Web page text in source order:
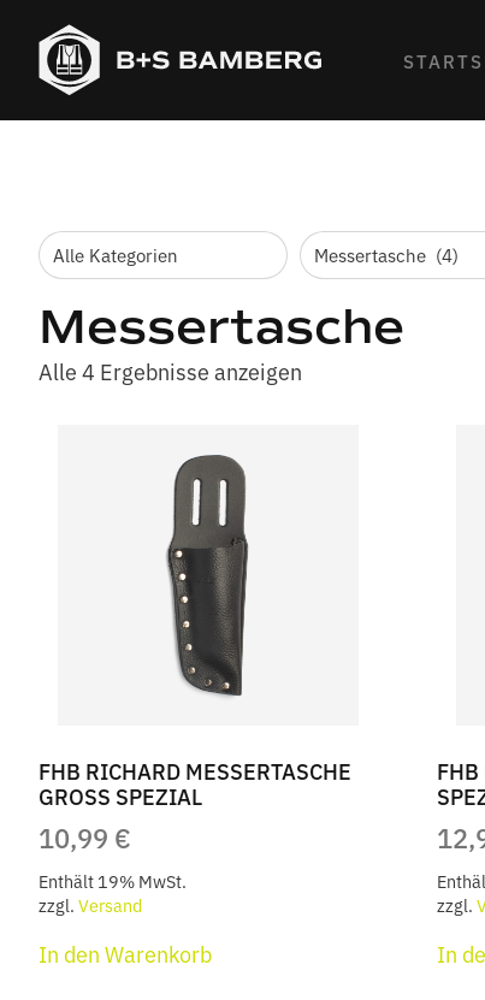
Messertasche
Alle 4 Ergebnisse anzeigen
FHB RICHARD MESSERTASCHE
GROSS SPEZIAL
10,99 €
Enthält 19% MwSt.
zzgl.Versand
In den Warenkorb
FHB
zzgl.
In